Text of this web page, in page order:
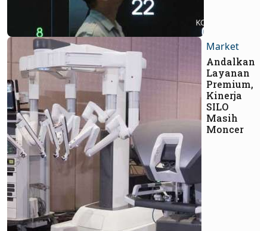
Market
Andalkan
Layanan
Premium,
Kinerja
SILO
Masih
Moncer